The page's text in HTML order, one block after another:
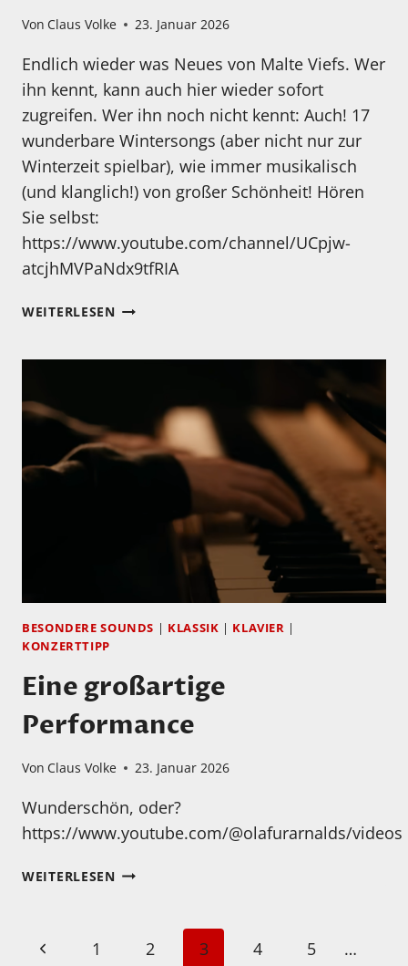
Von Claus Volke 23. Januar 2026
Endlich wieder was Neues von Malte Viefs. Wer
ihn kennt, kann auch hier wieder sofort
zugreifen. Wer ihn noch nicht kennt: Auch! 17
wunderbare Wintersongs (aber nicht nur zur
Winterzeit spielbar), wie immer musikalisch
(und klanglich!) von großer Schönheit! Hören
Sie selbst:
https://www.youtube.com/channel/UCpjw-
atcjhMVPaNdx9tfRIA
WEITERLESENMEIN
WINTER
BESONDERE SOUNDS | KLASSIK | KLAVIER |
KONZERTTIPP
Eine großartige
Performance
Von Claus Volke 23. Januar 2026
Wunderschön, oder?
https://www.youtube.com/@olafurarnalds/videos
WEITERLESENEINE
Seitennavigation
Vorherige
1 2 3 4 5
…